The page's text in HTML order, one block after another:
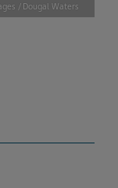
/ Dougal Waters